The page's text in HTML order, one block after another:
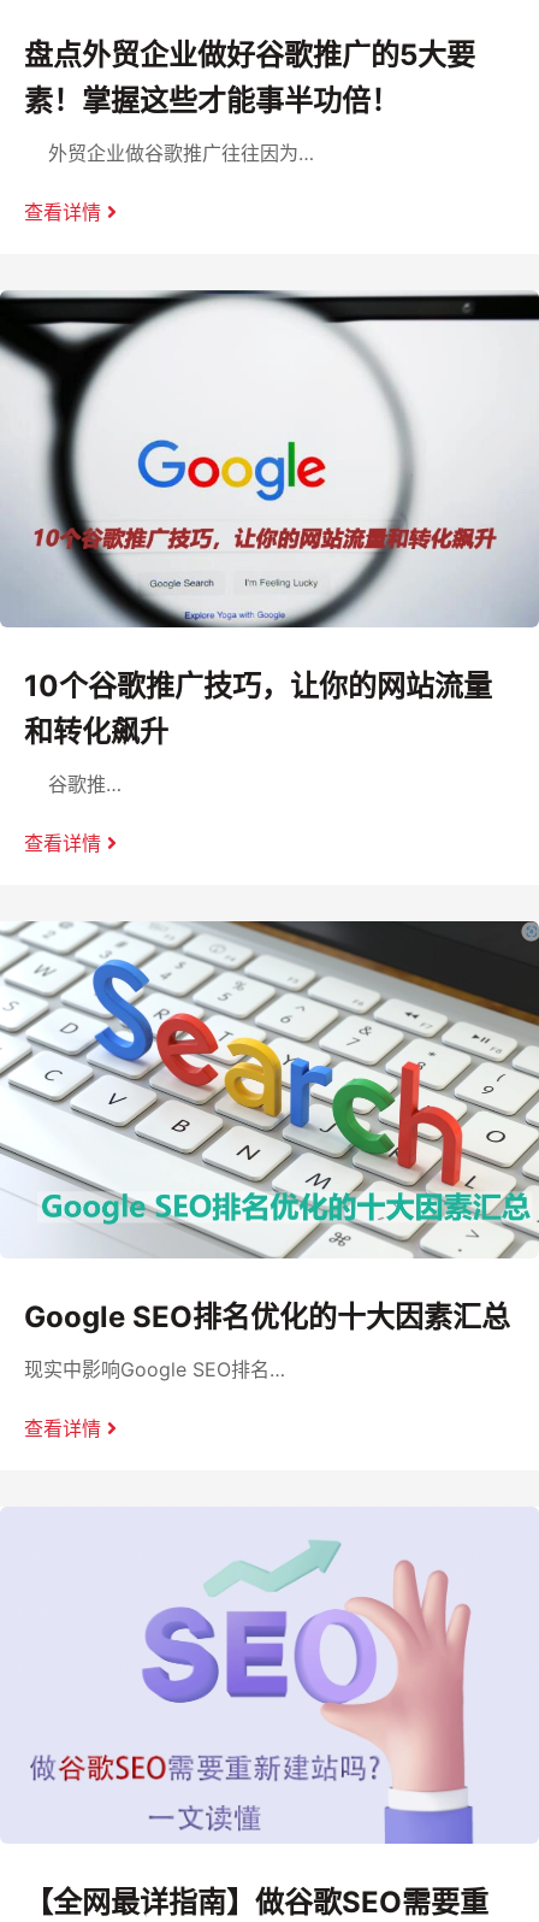
盘点外贸企业做好谷歌推广的5大要
素！掌握这些才能事半功倍！
外贸企业做谷歌推广往往因为…
查看详情
10个谷歌推广技巧，让你的网站流量
和转化飙升
谷歌推…
查看详情
Google SEO排名优化的十大因素汇总
现实中影响Google SEO排名…
查看详情
【全网最详指南】做谷歌SEO需要重